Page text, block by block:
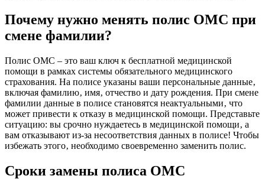
Почему нужно менять полис ОМС при
смене фамилии?
Полис ОМС – это ваш ключ к бесплатной медицинской
помощи в рамках системы обязательного медицинского
страхования. На полисе указаны ваши персональные данные‚
включая фамилию‚ имя‚ отчество и дату рождения. При смене
фамилии данные в полисе становятся неактуальными‚ что
может привести к отказу в медицинской помощи. Представьте
ситуацию: вы срочно нуждаетесь в медицинской помощи‚ а
вам отказывают из-за несоответствия данных в полисе! Чтобы
избежать этого‚ необходимо своевременно заменить полис.
Сроки замены полиса ОМС